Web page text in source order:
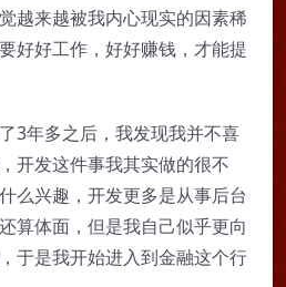
越来越被我内心现实的因素稀
好好工作，好好赚钱，才能提
3年多之后，我发现我并不喜
开发这件事我其实做的很不
么兴趣，开发更多是从事后台
算体面，但是我自己似乎更向
于是我开始进入到金融这个行